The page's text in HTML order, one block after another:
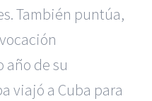
También puntúa,
año de su
viajó a Cuba para